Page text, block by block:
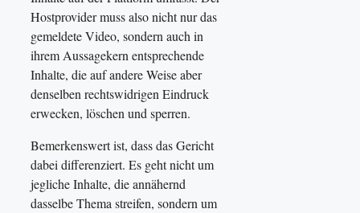
Hostprovider muss also nicht nur das
gemeldete Video, sondern auch in
ihrem Aussagekern entsprechende
Inhalte, die auf andere Weise aber
denselben rechtswidrigen Eindruck
erwecken, löschen und sperren.
Bemerkenswert ist, dass das Gericht
dabei differenziert. Es geht nicht um
jegliche Inhalte, die annähernd
dasselbe Thema streifen, sondern um